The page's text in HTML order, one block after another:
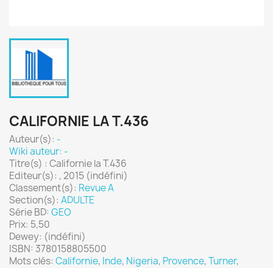
CALIFORNIE LA T.436
Auteur(s): -
Wiki auteur: -
Titre(s) : Californie la T.436
Editeur(s): , 2015 (indéfini)
Classement(s): Revue A
Section(s): ADULTE
Série BD: GEO
Prix: 5,50
Dewey: (indéfini)
ISBN: 3780158805500
Mots clés: Californie, Inde, Nigeria, Provence,Turner,